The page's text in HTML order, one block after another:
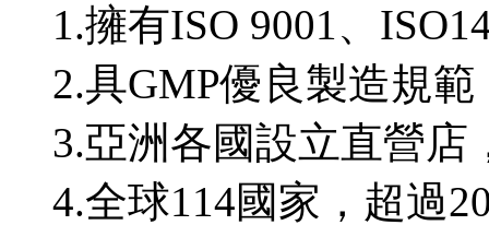
1.擁有ISO 9001、
2.具GMP優良製造規
3.亞洲各國設立直營店
4.全球114國家，超過